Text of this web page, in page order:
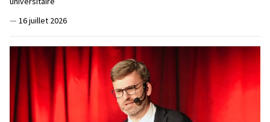
— 16 juillet 2026